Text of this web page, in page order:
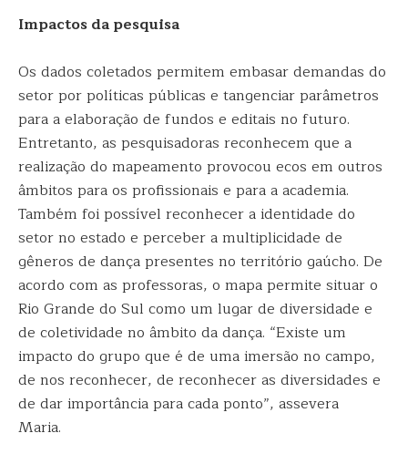
Impactos da pesquisa
Os dados coletados permitem embasar demandas do
setor por políticas públicas e tangenciar parâmetros
para a elaboração de fundos e editais no futuro.
Entretanto, as pesquisadoras reconhecem que a
realização do mapeamento provocou ecos em outros
âmbitos para os profissionais e para a academia.
Também foi possível reconhecer a identidade do
setor no estado e perceber a multiplicidade de
gêneros de dança presentes no território gaúcho. De
acordo com as professoras, o mapa permite situar o
Rio Grande do Sul como um lugar de diversidade e
de coletividade no âmbito da dança. “Existe um
impacto do grupo que é de uma imersão no campo,
de nos reconhecer, de reconhecer as diversidades e
de dar importância para cada ponto”, assevera
Maria.